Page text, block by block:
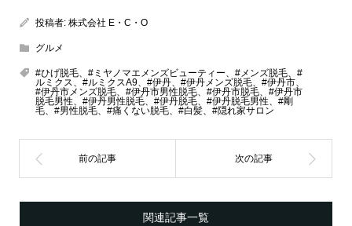
投稿者: 株式会社 E・C・O
グルメ
#ひげ脱毛、#ミヤノマエメンズビューティー、#メンズ脱毛、#
ルミクス、#ルミクスA9、#伊丹、#伊丹メンズ脱毛、#伊丹市、
#伊丹市メンズ脱毛、#伊丹市男性脱毛、#伊丹市脱毛、#伊丹市
脱毛男性、#伊丹男性脱毛、#伊丹脱毛、#伊丹脱毛男性、#剛
毛、#男性脱毛、#痛くない脱毛、#白髪、#隠れ家サロン
関連記事一覧